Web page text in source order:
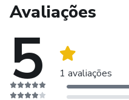
Avaliações
5 1 avaliações